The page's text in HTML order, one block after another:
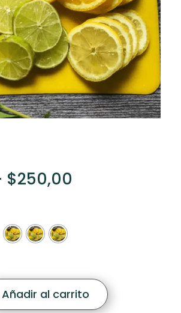
$250,00
Añadir al carrito